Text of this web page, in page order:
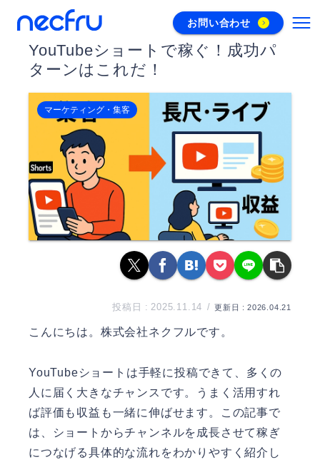
お問い合わせ
YouTubeショートで稼ぐ！成功パ
ターンはこれだ！
マーケティング・集客
2025.11.14 2026.04.21
こんにちは。 株式会社ネクフルです。
YouTubeショートは手軽に投稿できて、多くの
人に届く大きなチャンスです。うまく活用すれ
ば評価も収益も一緒に伸ばせます。この記事で
は、ショートからチャンネルを成長させて稼ぎ
につなげる具体的な流れをわかりやすく紹介し